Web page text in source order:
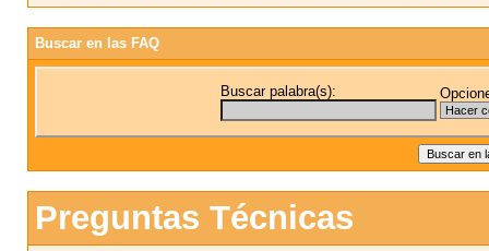
Buscar en las FAQ
Buscar palabra(s):
Preguntas Técnicas